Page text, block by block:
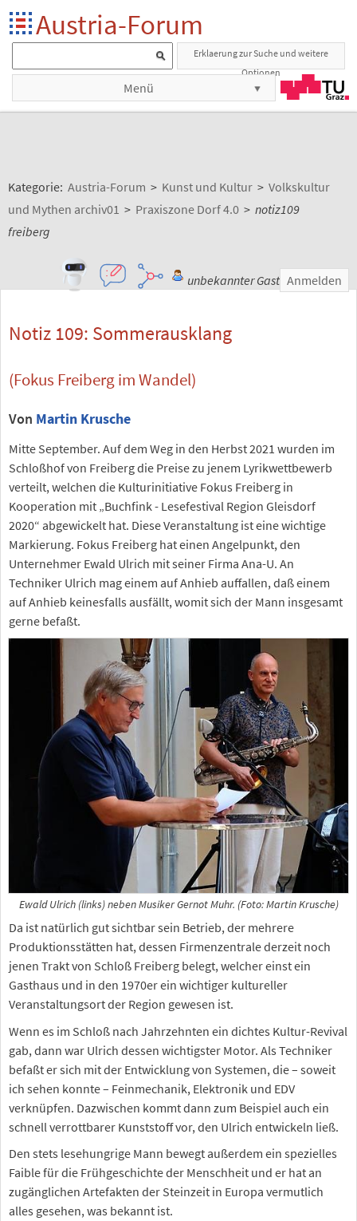
Austria-Forum
Erklaerung zur Suche und weitere
Optionen
Menü
Kategorie: Austria-Forum > Kunst und Kultur > Volkskultur
und Mythen archiv01 > Praxiszone Dorf 4.0 > notiz109
freiberg
unbekannter Gast Anmelden
Notiz 109: Sommerausklang
(Fokus Freiberg im Wandel)
Von Martin Krusche
Mitte September. Auf dem Weg in den Herbst 2021 wurden im
Schloßhof von Freiberg die Preise zu jenem Lyrikwettbewerb
verteilt, welchen die Kulturinitiative Fokus Freiberg in
Kooperation mit „Buchfink - Lesefestival Region Gleisdorf
2020“ abgewickelt hat. Diese Veranstaltung ist eine wichtige
Markierung. Fokus Freiberg hat einen Angelpunkt, den
Unternehmer Ewald Ulrich mit seiner Firma Ana-U. An
Techniker Ulrich mag einem auf Anhieb auffallen, daß einem
auf Anhieb keinesfalls ausfällt, womit sich der Mann insgesamt
gerne befaßt.
Ewald Ulrich (links) neben Musiker Gernot Muhr. (Foto: Martin Krusche)
Da ist natürlich gut sichtbar sein Betrieb, der mehrere
Produktionsstätten hat, dessen Firmenzentrale derzeit noch
jenen Trakt von Schloß Freiberg belegt, welcher einst ein
Gasthaus und in den 1970er ein wichtiger kultureller
Veranstaltungsort der Region gewesen ist.
Wenn es im Schloß nach Jahrzehnten ein dichtes Kultur-Revival
gab, dann war Ulrich dessen wichtigster Motor. Als Techniker
befaßt er sich mit der Entwicklung von Systemen, die – soweit
ich sehen konnte – Feinmechanik, Elektronik und EDV
verknüpfen. Dazwischen kommt dann zum Beispiel auch ein
schnell verrottbarer Kunststoff vor, den Ulrich entwickeln ließ.
Den stets lesehungrige Mann bewegt außerdem ein spezielles
Faible für die Frühgeschichte der Menschheit und er hat an
zugänglichen Artefakten der Steinzeit in Europa vermutlich
alles gesehen, was bekannt ist.